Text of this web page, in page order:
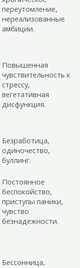
переутомление,
нереализованные
амбиции.
Повышенная
чувствительность к
стрессу,
вегетативная
дисфункция.
Безработица,
одиночество,
буллинг.
Постоянное
беспокойство,
приступы паники,
чувство
безнадежности.
Бессонница,